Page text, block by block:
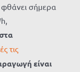
φθάνει σήμερα
τις
είναι